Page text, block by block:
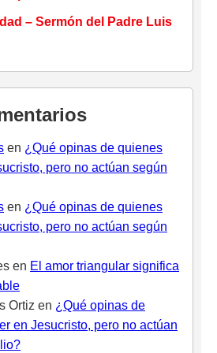
– Sermón del Padre Luis
en ¿Qué opinas de quienes
pero no actúan según
en ¿Qué opinas de quienes
pero no actúan según
en El amor triangular significa
Ortiz en ¿Qué opinas de
en Jesucristo, pero no actúan